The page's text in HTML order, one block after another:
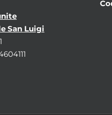
San Luigi